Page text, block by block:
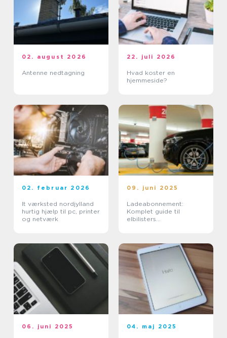
02. august 2026
Antenne nedtagning
22. juli 2026
Hvad koster en
hjemmeside?
02. februar 2026
It værksted nordjylland
hurtig hjælp til pc, printer
og netværk
09. juni 2025
Ladeabonnement:
Komplet guide til
elbilisters
06. juni 2025 04. maj 2025